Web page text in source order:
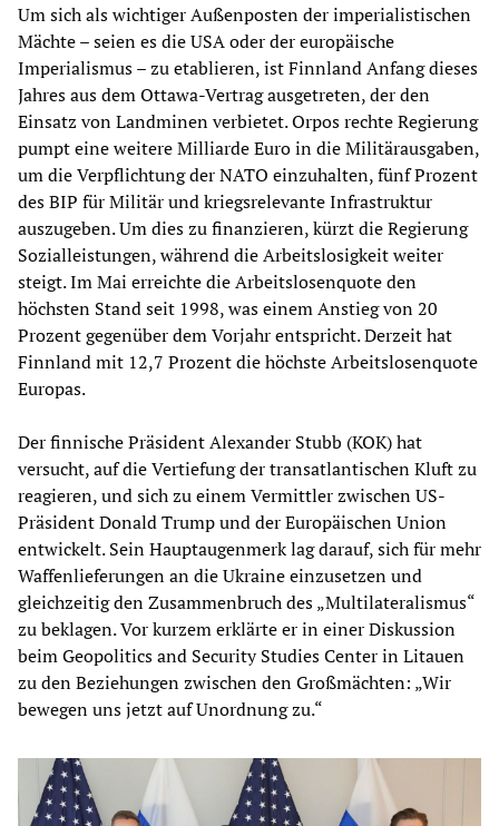
Um sich als wichtiger Außenposten der imperialistischen
Mächte – seien es die USA oder der europäische
Imperialismus – zu etablieren, ist Finnland Anfang dieses
Jahres aus dem Ottawa-Vertrag ausgetreten, der den
Einsatz von Landminen verbietet. Orpos rechte Regierung
pumpt eine weitere Milliarde Euro in die Militärausgaben,
um die Verpflichtung der NATO einzuhalten, fünf Prozent
des BIP für Militär und kriegsrelevante Infrastruktur
auszugeben. Um dies zu finanzieren, kürzt die Regierung
Sozialleistungen, während die Arbeitslosigkeit weiter
steigt. Im Mai erreichte die Arbeitslosenquote den
höchsten Stand seit 1998, was einem Anstieg von 20
Prozent gegenüber dem Vorjahr entspricht. Derzeit hat
Finnland mit 12,7 Prozent die höchste Arbeitslosenquote
Europas.
Der finnische Präsident Alexander Stubb (KOK) hat
versucht, auf die Vertiefung der transatlantischen Kluft zu
reagieren, und sich zu einem Vermittler zwischen US-
Präsident Donald Trump und der Europäischen Union
entwickelt. Sein Hauptaugenmerk lag darauf, sich für mehr
Waffenlieferungen an die Ukraine einzusetzen und
gleichzeitig den Zusammenbruch des „Multilateralismus“
zu beklagen. Vor kurzem erklärte er in einer Diskussion
beim Geopolitics and Security Studies Center in Litauen
zu den Beziehungen zwischen den Großmächten: „Wir
bewegen uns jetzt auf Unordnung zu.“